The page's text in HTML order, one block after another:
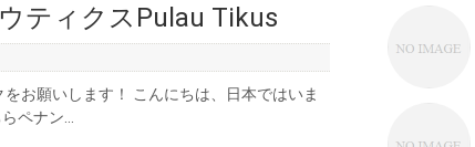
ティクスPulau Tikus
お願いします！ こんにちは、日本ではいま
ペナン...